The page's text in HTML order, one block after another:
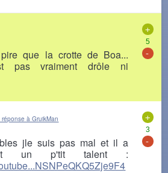
+
5
-
que la crotte de Boa...
pas vraiment drôle ni
+
3
-
réponse à GruikMan
jle suis pas mal et il a
un p'tit talent :